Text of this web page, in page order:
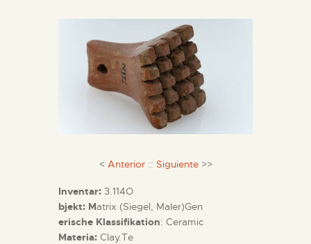
< Anterior:: Siguiente>>
Inventar: 3.114O
bjekt: Matrix (Siegel, Maler)Gen
erische Klassifikation: Ceramic
Materia: Clay.Te